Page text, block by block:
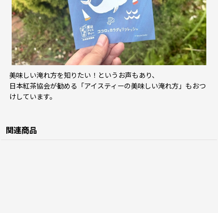
美味しい淹れ方を知りたい！というお声もあり、
日本紅茶協会が勧める「アイスティーの美味しい淹れ方」もおつ
けしています。
関連商品